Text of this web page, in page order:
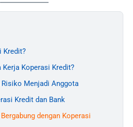
Kredit?
Kerja Koperasi Kredit?
Risiko Menjadi Anggota
Kredit dan Bank
dengan Koperasi